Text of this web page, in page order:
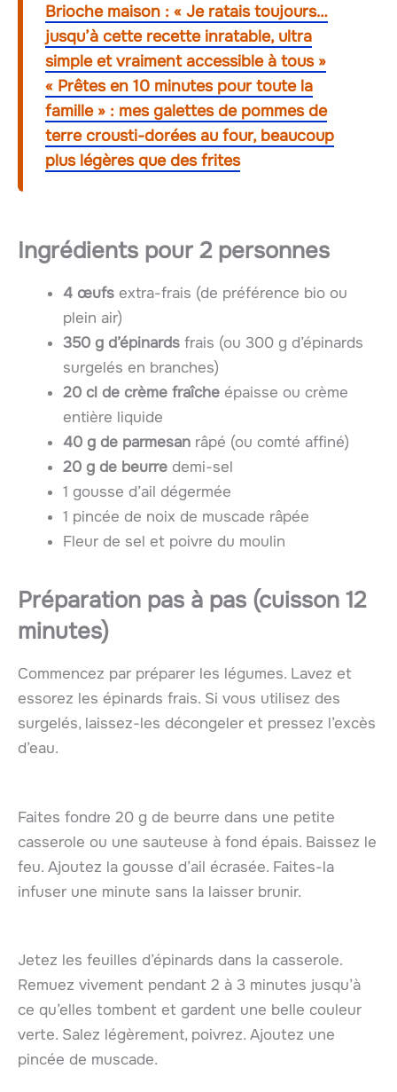
Brioche maison : « Je ratais toujours…
jusqu’à cette recette inratable, ultra
simple et vraiment accessible à tous »
« Prêtes en 10 minutes pour toute la
famille » : mes galettes de pommes de
terre crousti-dorées au four, beaucoup
plus légères que des frites
Ingrédients pour 2 personnes
4 œufs extra-frais (de préférence bio ou
plein air)
350 g d’épinards frais (ou 300 g d’épinards
surgelés en branches)
20 cl de crème fraîche épaisse ou crème
entière liquide
40 g de parmesan râpé (ou comté affiné)
20 g de beurre demi-sel
1 gousse d’ail dégermée
1 pincée de noix de muscade râpée
Fleur de sel et poivre du moulin
Préparation pas à pas (cuisson 12
minutes)
Commencez par préparer les légumes. Lavez et
essorez les épinards frais. Si vous utilisez des
surgelés, laissez-les décongeler et pressez l’excès
d’eau.
Faites fondre 20 g de beurre dans une petite
casserole ou une sauteuse à fond épais. Baissez le
feu. Ajoutez la gousse d’ail écrasée. Faites-la
infuser une minute sans la laisser brunir.
Jetez les feuilles d’épinards dans la casserole.
Remuez vivement pendant 2 à 3 minutes jusqu’à
ce qu’elles tombent et gardent une belle couleur
verte. Salez légèrement, poivrez. Ajoutez une
pincée de muscade.